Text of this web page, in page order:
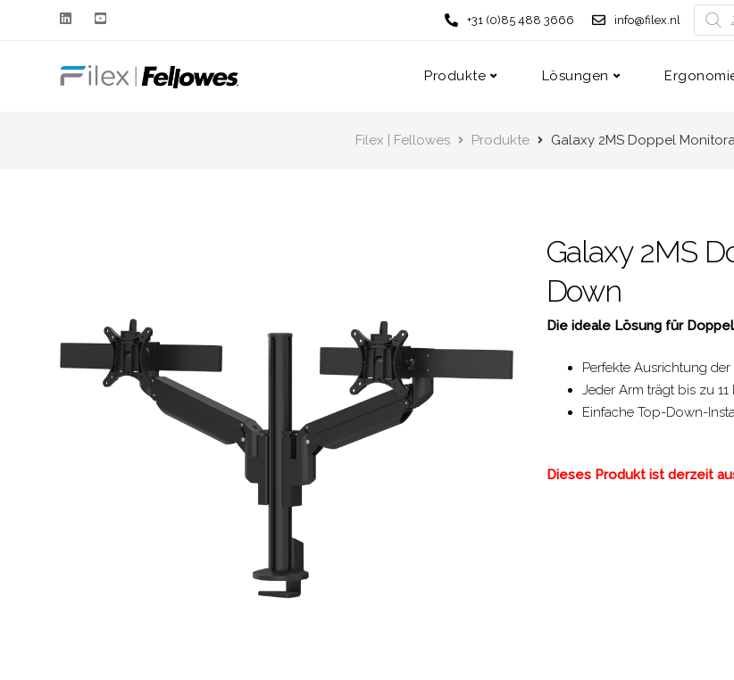
+31 (0)85 488 3666 info@filex.nl
Produkte Lösungen
Filex | Fellowes Produkte Galaxy 2MS Doppel
Galaxy 2MS
Down
Die ideale Lösung für
Perfekte Ausrichtung
Jeder Arm trägt bis zu 11
Einfache Top-Down-
Dieses Produkt ist derzeit